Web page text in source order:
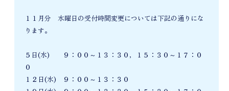
１１月分 水曜日の受付時間変更については下記の通りにな
ります。
５日(水) ９：００～１３：３０，１５：３０～１７：０
０
１２日(水) ９：００～１３：３０